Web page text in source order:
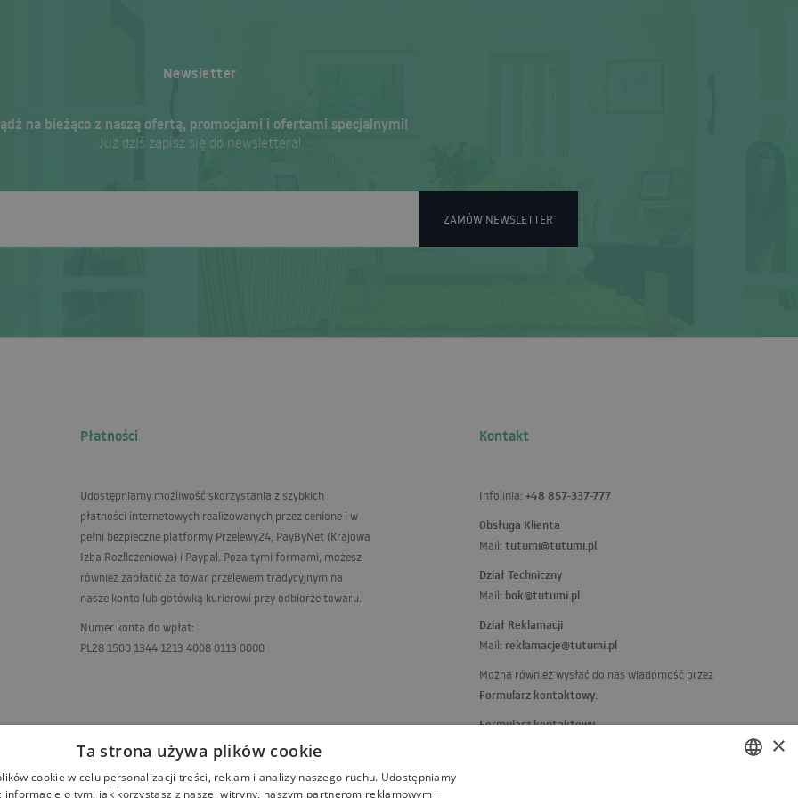
Newsletter
na bieżąco z naszą ofertą, promocjami i ofertami specjalnymi!
Już dziś zapisz się do newslettera!
ZAMÓW NEWSLETTER
Płatności
Udostępniamy możliwość skorzystania z szybkich
płatności internetowych realizowanych przez cenione i w
pełni bezpieczne platformy Przelewy24, PayByNet (Krajowa
Izba Rozliczeniowa) i Paypal. Poza tymi formami, możesz
również zapłacić za towar przelewem tradycyjnym na
nasze konto lub gotówką kurierowi przy odbiorze towaru.
Numer konta do wpłat:
PL28 1500 1344 1213 4008 0113 0000
Kontakt
Infolinia: +48 857-337-777
Obsługa Klienta
Mail: tutumi@tutumi.pl
Dział Techniczny
Mail: bok@tutumi.pl
Dział Reklamacji
Mail: reklamacje@tutumi.pl
Można również wysłać do nas wiadomość przez
Formularz kontaktowy
Formularz kontaktowy
×
Ta strona używa plików cookie
cookie w celu personalizacji treści, reklam i analizy naszego ruchu. Udostępniamy
informacje o tym, jak korzystasz z naszej witryny, naszym partnerom reklamowym i